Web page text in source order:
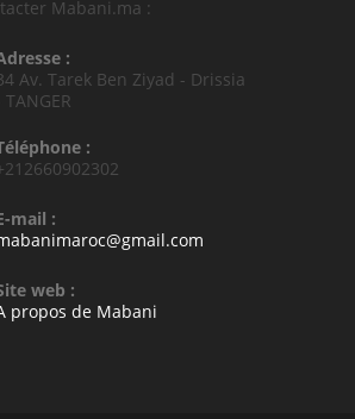
Mabani.ma :
:
Av. Tarek Ben Ziyad - Drissia
TANGER
:
mail :
web :
propos de Mabani